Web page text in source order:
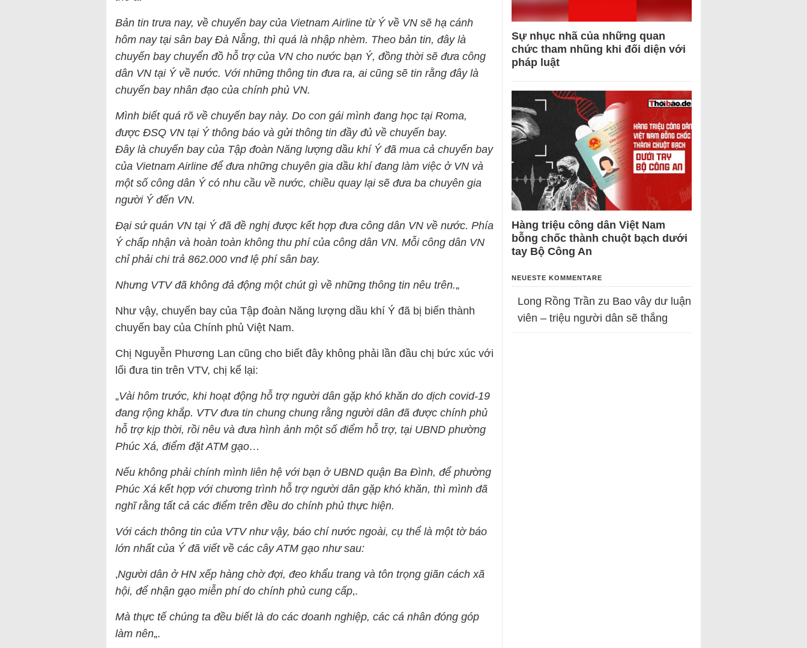
Bản tin trưa nay, về chuyến bay của Vietnam Airline từ Ý về VN sẽ hạ cánh
hôm nay tại sân bay Đà Nẵng, thì quá là nhập nhèm. Theo bản tin, đây là
chuyến bay chuyển đồ hỗ trợ của VN cho nước bạn Ý, đồng thời sẽ đưa công
dân VN tại Ý về nước. Với những thông tin đưa ra, ai cũng sẽ tin rằng đây là
chuyến bay nhân đạo của chính phủ VN.
Mình biết quá rõ về chuyến bay này. Do con gái mình đang học tại Roma,
được ĐSQ VN tại Ý thông báo và gửi thông tin đầy đủ về chuyến bay.
Đây là chuyến bay của Tập đoàn Năng lượng dầu khí Ý đã mua cả chuyến bay
của Vietnam Airline để đưa những chuyên gia dầu khí đang làm việc ở VN và
một số công dân Ý có nhu cầu về nước, chiều quay lại sẽ đưa ba chuyên gia
người Ý đến VN.
Đại sứ quán VN tại Ý đã đề nghị được kết hợp đưa công dân VN về nước. Phía
Ý chấp nhận và hoàn toàn không thu phí của công dân VN. Mỗi công dân VN
chỉ phải chi trả 862.000 vnđ lệ phí sân bay.
Nhưng VTV đã không đả động một chút gì về những thông tin nêu trên.„
Như vậy, chuyến bay của Tập đoàn Năng lượng dầu khí Ý đã bị biến thành
chuyến bay của Chính phủ Việt Nam.
Chị Nguyễn Phương Lan cũng cho biết đây không phải lần đầu chị bức xúc với
lối đưa tin trên VTV, chị kể lại:
„Vài hôm trước, khi hoạt động hỗ trợ người dân gặp khó khăn do dịch covid-19
đang rộng khắp. VTV đưa tin chung chung rằng người dân đã được chính phủ
hỗ trợ kịp thời, rồi nêu và đưa hình ảnh một số điểm hỗ trợ, tại UBND phường
Phúc Xá, điểm đặt ATM gạo…
Nếu không phải chính mình liên hệ với bạn ở UBND quận Ba Đình, để phường
Phúc Xá kết hợp với chương trình hỗ trợ người dân gặp khó khăn, thì mình đã
nghĩ rằng tất cả các điểm trên đều do chính phủ thực hiện.
Với cách thông tin của VTV như vậy, báo chí nước ngoài, cụ thể là một tờ báo
lớn nhất của Ý đã viết về các cây ATM gạo như sau:
‚Người dân ở HN xếp hàng chờ đợi, đeo khẩu trang và tôn trọng giãn cách xã
hội, để nhận gạo miễn phí do chính phủ cung cấp‚.
Mà thực tế chúng ta đều biết là do các doanh nghiệp, các cá nhân đóng góp
làm nên„.
Sự nhục nhã của những quan
chức tham nhũng khi đối diện với
pháp luật
Hàng triệu công dân Việt Nam
bỗng chốc thành chuột bạch dưới
tay Bộ Công An
NEUESTE KOMMENTARE
Long Rồng Trần zu Bao vây dư luận
viên – triệu người dân sẽ thắng